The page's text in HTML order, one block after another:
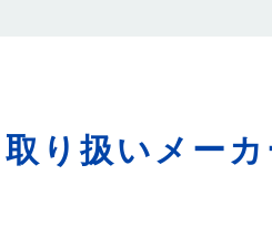
取り扱いメーカ